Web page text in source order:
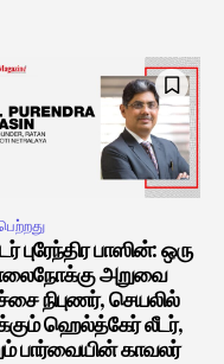
புரேந்திர பாஸின்: ஒரு
அறுவை
நிபுணர், செயலில்
ஹெல்த்கேர் லீடர்,
பார்வையின் காவலர்